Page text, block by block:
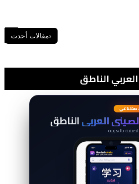
الناطق
العربيالناطق
بالعربية